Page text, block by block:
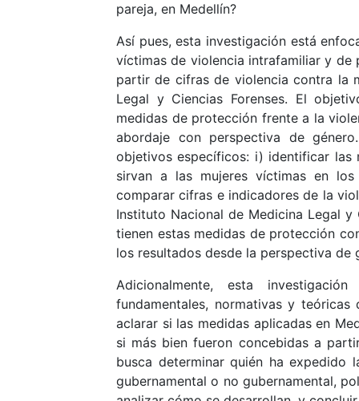
pareja, en Medellín?
Así pues, esta investigación está
víctimas de violencia intrafamiliar y de
partir de cifras de violencia contra la
Legal y Ciencias Forenses. El
medidas de protección frente a la
abordaje con perspectiva de
objetivos específicos: i) identificar las
sirvan a las mujeres víctimas en
comparar cifras e indicadores de la
Instituto Nacional de Medicina Legal
tienen estas medidas de protección
los resultados desde la perspectiva de
Adicionalmente, esta
fundamentales, normativas y
aclarar si las medidas aplicadas en
si más bien fueron concebidas a
busca determinar quién ha expedido
gubernamental o no gubernamental,